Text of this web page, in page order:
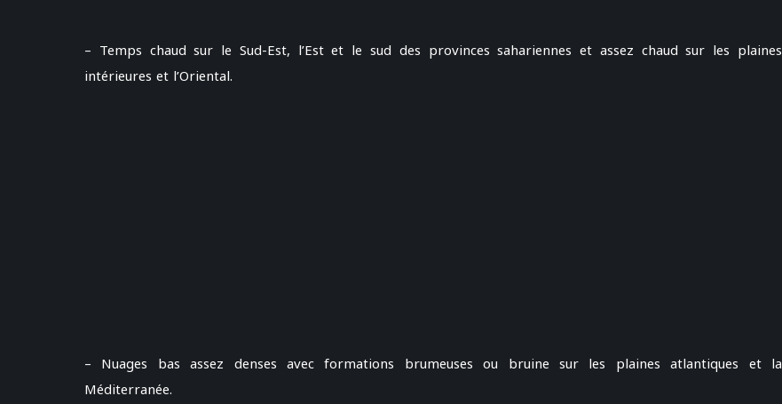
– Temps chaud sur le Sud-Est, l’Est et le sud des provinces sahariennes et assez chaud sur les plaines
intérieures et l’Oriental.
– Nuages bas assez denses avec formations brumeuses ou bruine sur les plaines atlantiques et la
Méditerranée.